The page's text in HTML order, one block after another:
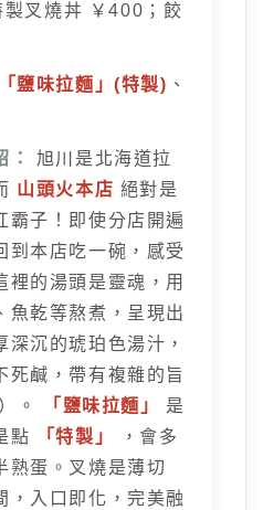
叉燒丼 ￥400；餃
「鹽味拉麵」(特製) 、
：
旭川是北海道拉
山頭火本店 絕對是
霸子！即使分店開遍
到本店吃一碗，感受
裡的湯頭是靈魂，用
魚乾等熬煮，呈現出
深沉的琥珀色湯汁，
死鹹，帶有複雜的旨
。
「鹽味拉麵」
是
點
「特製」
，會多
熟蛋。叉燒是薄切
，入口即化，完美融